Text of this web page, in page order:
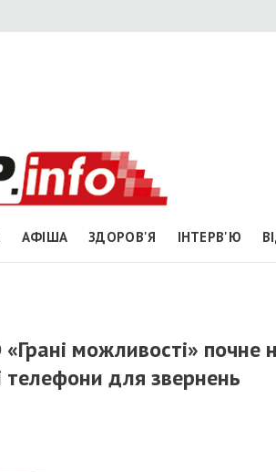
АФІША ЗДОРОВ'Я ІНТЕРВ'Ю
можливості» почне
телефони для звернень